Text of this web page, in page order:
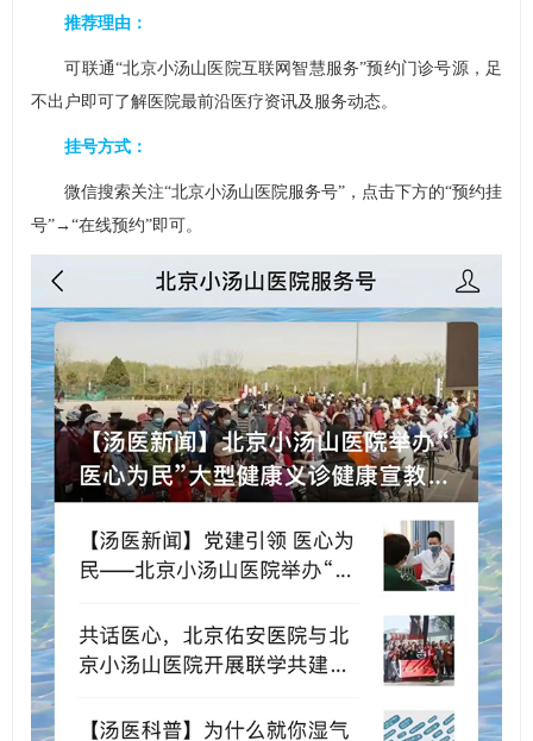
推荐理由：
可联通“北京小汤山医院互联网智慧服务”预约门诊号源，足
不出户即可了解医院最前沿医疗资讯及服务动态。
挂号方式：
微信搜索关注“北京小汤山医院服务号”，点击下方的“预约挂
号”→“在线预约”即可。